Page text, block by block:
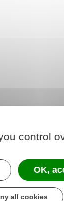
control
OK,
all cookies